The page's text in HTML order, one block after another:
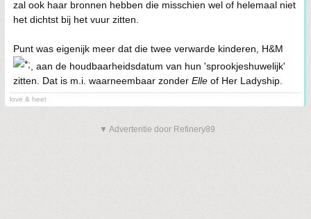
zal ook haar bronnen hebben die misschien wel of helemaal niet
het dichtst bij het vuur zitten.
Punt was eigenijk meer dat die twee verwarde kinderen, H&M
, aan de houdbaarheidsdatum van hun 'sprookjeshuwelijk'
zitten. Dat is m.i. waarneembaar zonder Elle of Her Ladyship.
love & heet
▼ Advertentie door Refinery89